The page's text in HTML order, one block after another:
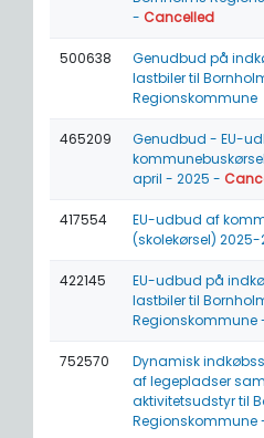
- Cancelled
500638
Genudbud på
lastbiler til
Regionskommune
465209
Genudbud - EU-
april - 2025 -
417554
EU-udbud af
(skolekørsel)
422145
EU-udbud på
lastbiler til
Regionskommune
752570
Dynamisk
af legepladser
aktivitetsudstyr til
Regionskommune